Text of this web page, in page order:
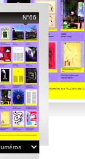
N°66